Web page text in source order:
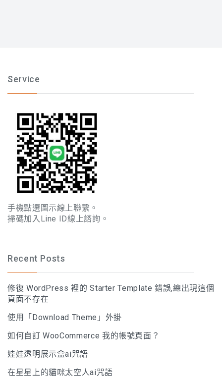
Service
手機點選圖示線上聯繫。
掃碼加入Line ID線上諮詢。
Recent Posts
修復 WordPress 裡的 Starter Template 錯誤,總出現這個
頁面不存在
使用「Download Theme」外掛
如何自訂 WooCommerce 我的帳號頁面？
娃娃透明展示盒ai咒語
在星星上的貓咪太空人ai咒語